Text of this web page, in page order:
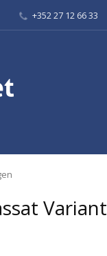
+352 27 12 66 33
Variant